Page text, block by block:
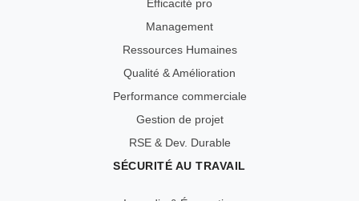
Efficacité pro
Management
Ressources Humaines
Qualité & Amélioration
Performance commerciale
Gestion de projet
RSE & Dev. Durable
SÉCURITÉ AU TRAVAIL